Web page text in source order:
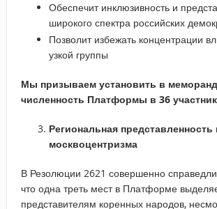
Обеспечит инклюзивность и
широкого спектра российских
Позволит избежать концентрации
узкой группы
Мы призываем установить в
численность Платформы в 36
Региональная
москвоцентризма
В Резолюции 2621 совершенно
что одна треть мест в Платформе
представителям коренных народов,